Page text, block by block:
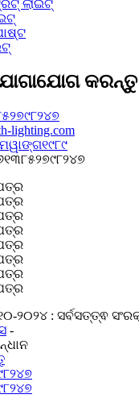
ଲାଇଟ୍
କରନ୍ତୁ
lighting.com
୨୦୨୪ : ସର୍ବସତ୍ତ୍ଵ
-